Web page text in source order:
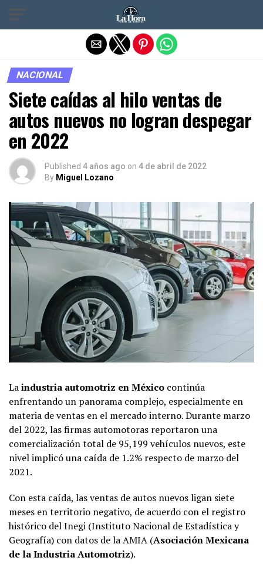
NACIONAL
Siete caídas al hilo ventas de
autos nuevos no logran despegar
en 2022
Published 4 años ago on 4 de abril de 2022
By Miguel Lozano
Laindustria automotriz en México continúa
enfrentando un panorama complejo, especialmente en
materia de ventas en el mercado interno. Durante marzo
del 2022, las firmas automotoras reportaron una
comercialización total de 95,199 vehículos nuevos, este
nivel implicó una caída de 1.2% respecto de marzo del
2021.
Con esta caída, las ventas de autos nuevos ligan siete
meses en territorio negativo, de acuerdo con el registro
histórico del Inegi (Instituto Nacional de Estadística y
Geografía) con datos de la AMIA (Asociación Mexicana
de la Industria Automotriz).
Salir de la versión móvil